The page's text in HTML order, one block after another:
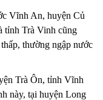
Vĩnh An, huyện Củ
tỉnh Trà Vinh cũng
thường ngập nước
Trà Ôn, tỉnh Vĩnh
này, tại huyện Long